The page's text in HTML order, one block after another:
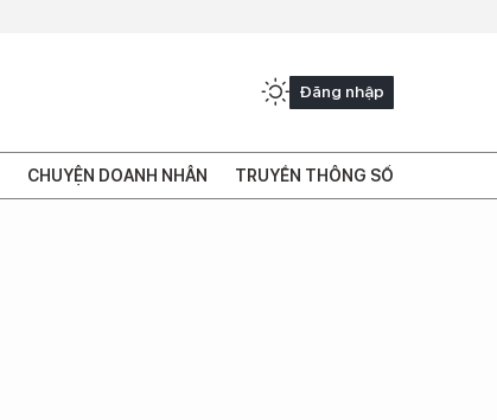
Đăng nhập
CHUYỆN DOANH NHÂN TRUYỀN THÔNG SỐ